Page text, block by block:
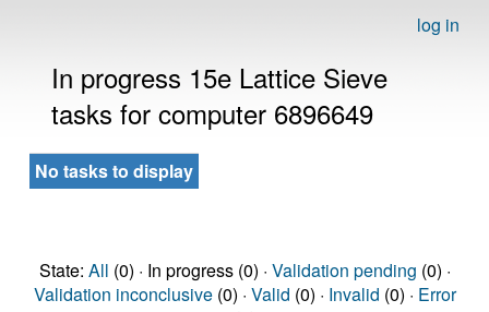
log in
In progress 15e Lattice Sieve
tasks for computer 6896649
No tasks to display
State: All (0) · In progress (0) · Validation pending (0) ·
Validation inconclusive(0) · Valid (0) · Invalid (0) · Error